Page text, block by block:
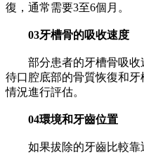
復，通常需要3至6個月。
03牙槽骨的吸收速度
部分患者的牙槽骨吸收
待口腔底部的骨質恢復和
情況進行評估。
04環境和牙齒位置
如果拔除的牙齒比較靠